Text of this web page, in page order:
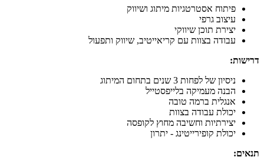
פיתוח אסטרטגיות מיתוג ושיווק
עיצוב גרפי
יצירת תוכן שיווקי
עבודה בצוות עם קריאייטיב, שיווק ותפעול
דרישות:
ניסיון של לפחות 3 שנים בתחום המיתוג
הבנה מעמיקה בלייפסטייל
אנגלית ברמה טובה
יכולת עבודה בצוות
יצירתיות וחשיבה מחוץ לקופסה
יכולת קופירייטינג - יתרון
תנאים: